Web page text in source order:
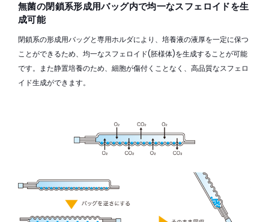
無菌の閉鎖系形成用バッグ内で均一なスフェロイドを生
成可能
閉鎖系の形成用バッグと専用ホルダにより、培養液の液厚を一定に保つ
ことができるため、均一なスフェロイド(胚様体)を生成することが可能
です。また静置培養のため、細胞が傷付くことなく、高品質なスフェロ
イド生成ができます。